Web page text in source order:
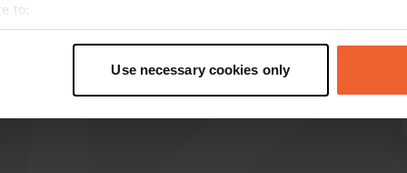
to:
geographical location which can be accurate to within
personal data is processed and set your preferences in the
content and ads, to provide social media features and to
to them or that they’ve collected from your use of their
Use necessary cookies only
Übersetzt von GoogleOriginal anzeigen